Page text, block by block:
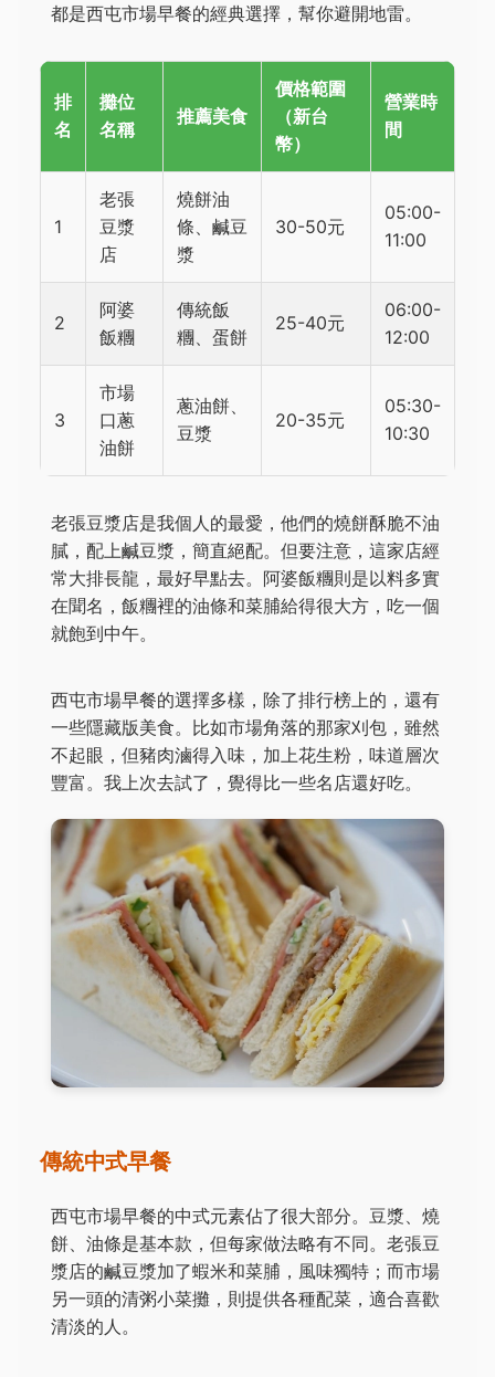
都是西屯市場早餐的經典選擇，幫你避開地雷。
排
名
攤位
名稱
推薦美食
價格範圍
（新台
幣）
營業時
間
1
老張
豆漿
店
燒餅油
條、鹹豆
漿
30-50元
05:00-
11:00
2
阿婆
飯糰
傳統飯
糰、蛋餅
25-40元
06:00-
12:00
3
市場
口蔥
油餅
蔥油餅、
豆漿
20-35元
05:30-
10:30
老張豆漿店是我個人的最愛，他們的燒餅酥脆不油
膩，配上鹹豆漿，簡直絕配。但要注意，這家店經
常大排長龍，最好早點去。阿婆飯糰則是以料多實
在聞名，飯糰裡的油條和菜脯給得很大方，吃一個
就飽到中午。
西屯市場早餐的選擇多樣，除了排行榜上的，還有
一些隱藏版美食。比如市場角落的那家刈包，雖然
不起眼，但豬肉滷得入味，加上花生粉，味道層次
豐富。我上次去試了，覺得比一些名店還好吃。
傳統中式早餐
西屯市場早餐的中式元素佔了很大部分。豆漿、燒
餅、油條是基本款，但每家做法略有不同。老張豆
漿店的鹹豆漿加了蝦米和菜脯，風味獨特；而市場
另一頭的清粥小菜攤，則提供各種配菜，適合喜歡
清淡的人。